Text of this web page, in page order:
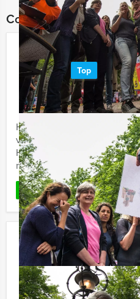
Combineer dit uitje met:
Get The
Top
Vanaf € 62,50
Vanaf 12
Het 'Get The Picture
van lekker eten én een
Holland Tour Guides.
nemen van ...
LEES MEER
Speurtocht
Vanaf€ 62,50
Vanaf 12